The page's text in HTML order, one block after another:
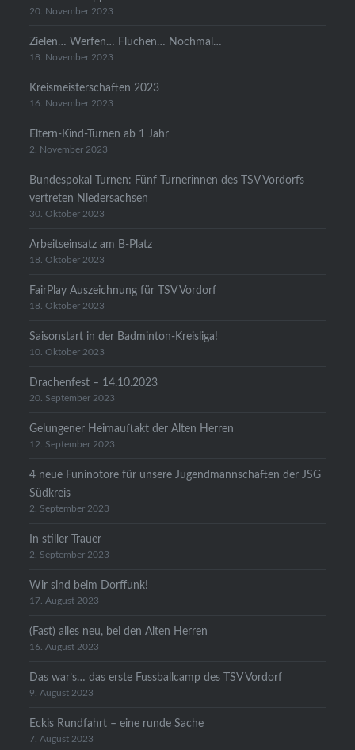
20. November 2023
Zielen… Werfen… Fluchen… Nochmal…
18. November 2023
Kreismeisterschaften 2023
16. November 2023
Eltern-Kind-Turnen ab 1 Jahr
2. November 2023
Bundespokal Turnen: Fünf Turnerinnen des TSV Vordorfs
vertreten Niedersachsen
30. Oktober 2023
Arbeitseinsatz am B-Platz
18. Oktober 2023
FairPlay Auszeichnung für TSV Vordorf
18. Oktober 2023
Saisonstart in der Badminton-Kreisliga!
10. Oktober 2023
Drachenfest – 14.10.2023
20. September 2023
Gelungener Heimauftakt der Alten Herren
12. September 2023
4 neue Funinotore für unsere Jugendmannschaften der JSG
Südkreis
2. September 2023
In stiller Trauer
2. September 2023
Wir sind beim Dorffunk!
17. August 2023
(Fast) alles neu, bei den Alten Herren
16. August 2023
Das war’s… das erste Fussballcamp des TSV Vordorf
9. August 2023
Eckis Rundfahrt – eine runde Sache
7. August 2023